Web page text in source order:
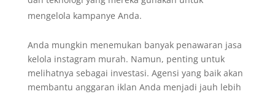
mengelola kampanye Anda.
Anda mungkin menemukan banyak penawaran jasa
kelola instagram murah. Namun, penting untuk
melihatnya sebagai investasi. Agensi yang baik akan
membantu anggaran iklan Anda menjadi jauh lebih